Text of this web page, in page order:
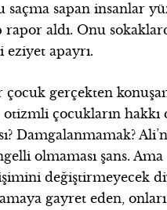
sapan insanlar
aldı. Onu
apayrı.
çocuk gerçekten
otizmli çocukların
Damgalanmamak?
olmaması şans.
değiştirmeyecek
gayret eden,